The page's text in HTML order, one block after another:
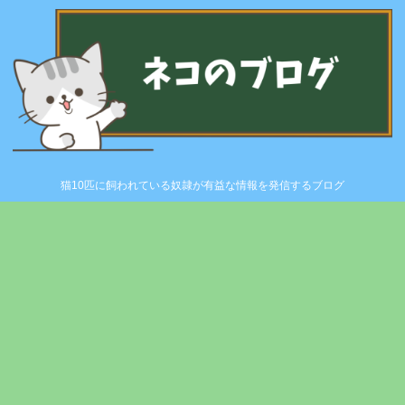
猫10匹に飼われている奴隷が有益な情報を発信するブログ